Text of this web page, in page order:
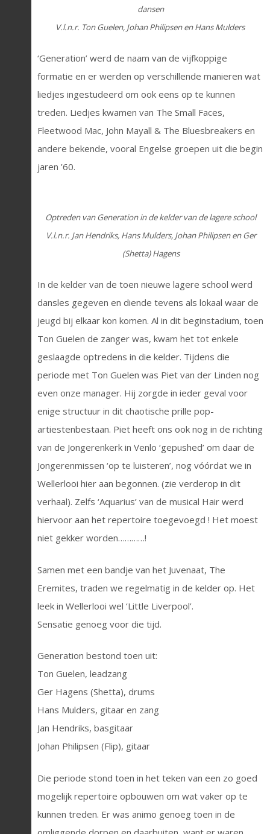
dansen
V.l.n.r. Ton Guelen, Johan Philipsen en Hans Mulders
‘Generation’ werd de naam van de vijfkoppige
formatie en er werden op verschillende manieren wat
liedjes ingestudeerd om ook eens op te kunnen
treden. Liedjes kwamen van The Small Faces,
Fleetwood Mac, John Mayall & The Bluesbreakers en
andere bekende, vooral Engelse groepen uit die begin
jaren ’60.
Optreden van Generation in de kelder van de lagere school
V.l.n.r. Jan Hendriks, Hans Mulders, Johan Philipsen en Ger
(Shetta) Hagens
In de kelder van de toen nieuwe lagere school werd
dansles gegeven en diende tevens als lokaal waar de
jeugd bij elkaar kon komen. Al in dit beginstadium, toen
Ton Guelen de zanger was, kwam het tot enkele
geslaagde optredens in die kelder. Tijdens die
periode met Ton Guelen was Piet van der Linden nog
even onze manager. Hij zorgde in ieder geval voor
enige structuur in dit chaotische prille pop-
artiestenbestaan. Piet heeft ons ook nog in de richting
van de Jongerenkerk in Venlo ‘gepushed’ om daar de
Jongerenmissen ‘op te luisteren’, nog vóórdat we in
Wellerlooi hier aan begonnen. (zie verderop in dit
verhaal). Zelfs ‘Aquarius’ van de musical Hair werd
hiervoor aan het repertoire toegevoegd ! Het moest
niet gekker worden…………!
Samen met een bandje van het Juvenaat, The
Eremites, traden we regelmatig in de kelder op. Het
leek in Wellerlooi wel ‘Little Liverpool’.
Sensatie genoeg voor die tijd.
Generation bestond toen uit:
Ton Guelen, leadzang
Ger Hagens (Shetta), drums
Hans Mulders, gitaar en zang
Jan Hendriks, basgitaar
Johan Philipsen (Flip), gitaar
Die periode stond toen in het teken van een zo goed
mogelijk repertoire opbouwen om wat vaker op te
kunnen treden. Er was animo genoeg toen in de